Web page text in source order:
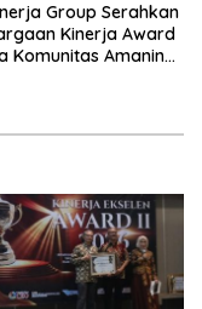
Group Serahkan
Kinerja Award
Komunitas Amanina